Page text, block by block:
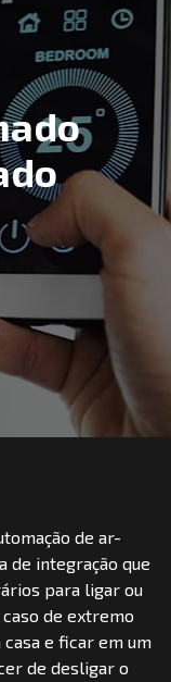
de ar-
de integração que
para ligar ou
de extremo
e ficar em um
de desligar o